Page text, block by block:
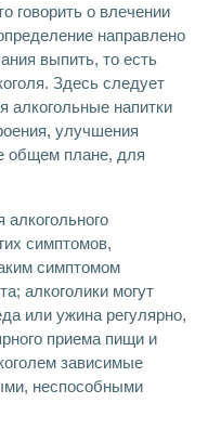
говорить о влечении
направлено
выпить, то есть
Здесь следует
алкогольные напитки
улучшения
общем плане, для
алкогольного
симптомов,
симптомом
алкоголики могут
или ужина регулярно,
приема пищи и
зависимые
неспособными